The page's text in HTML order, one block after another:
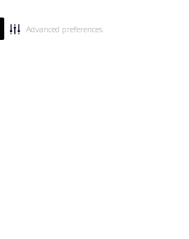
Advanced preferences